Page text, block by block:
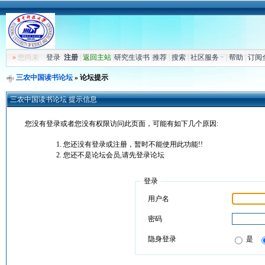
»您尚未 登录 注册| 返回主站| 研究生读书| 推荐| 搜索| 社区服务 帮助 订阅
三农中国读书论坛» 论坛提示
三农中国读书论坛 提示信息
您没有登录或者您没有权限访问此页面，可能有如下几个原因:
您还没有登录或注册，暂时不能使用此功能!!
您还不是论坛会员,请先登录论坛
登录
用户名
密码
隐身登录 是